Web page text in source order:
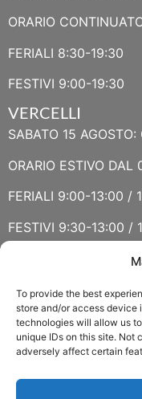
To provide the best
store and/or access device
technologies will allow us
unique IDs on this site. Not
adversely affect certain
ORARIO
FERIALI 8:30-19:30
FESTIVI 9:00-19:30
VERCELLI
SABATO 15 AGOSTO:
ORARIO ESTIVO
FERIALI 9:00-13:00 /
FESTIVI 9:30-13:00 /
SABATO 15
ORARIO ESTIVO
FERIALI 8:30-13:00 /
FESTIVI 8:30-12:30